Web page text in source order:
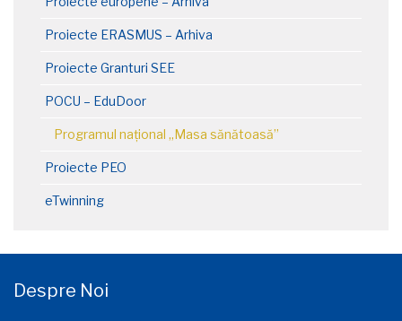
Proiecte ERASMUS – Arhiva
Proiecte Granturi SEE
POCU – EduDoor
Programul național „Masa sănătoasă”
Proiecte PEO
eTwinning
Despre Noi